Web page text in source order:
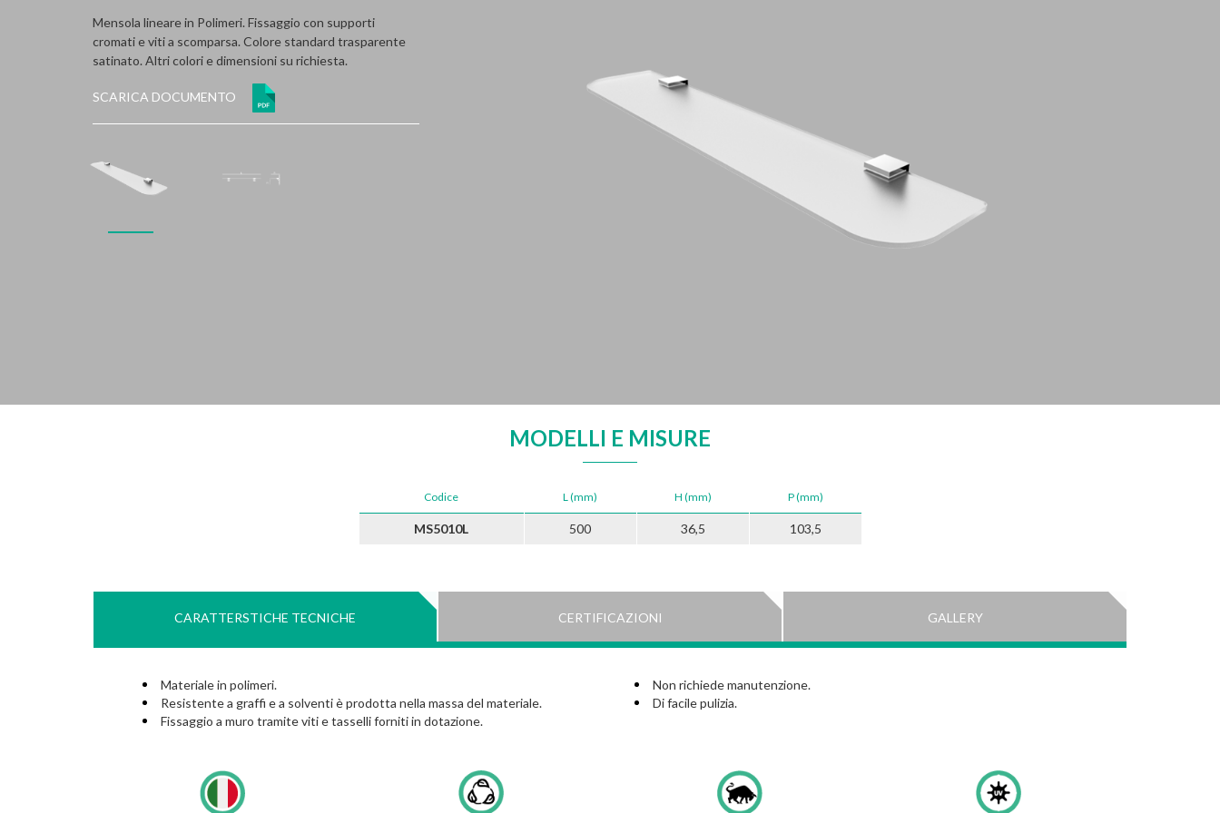
Mensola lineare in Polimeri. Fissaggio con supporti
cromati e viti a scomparsa. Colore standard trasparente
satinato. Altri colori e dimensioni su richiesta.
SCARICA DOCUMENTO
MODELLI E MISURE
Codice L (mm) H (mm) P (mm)
MS5010L 500 36,5 103,5
CARATTERSTICHE TECNICHE CERTIFICAZIONI GALLERY
Materiale in polimeri.
Resistente a graffi e a solventi è prodotta nella massa del materiale.
Fissaggio a muro tramite viti e tasselli forniti in dotazione.
Non richiede manutenzione.
Di facile pulizia.